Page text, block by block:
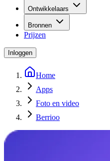
Ontwikkelaars
Bronnen
Prijzen
Inloggen
Home
Apps
Foto en video
Berrioo